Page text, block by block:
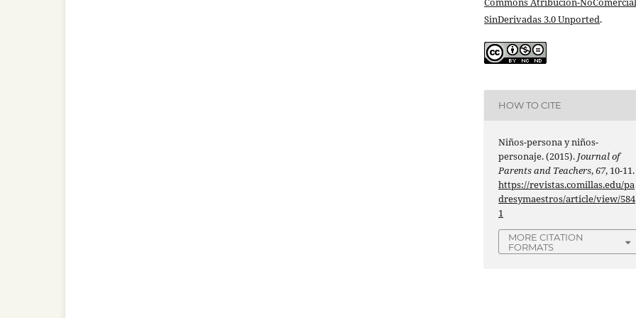
SinDerivadas 3.0 Unported.
HOW TO CITE
Niños-persona y niños-
personaje. (2015). Journal of
Parents and Teachers,67, 10-11.
https://revistas.comillas.edu/pa
dresymaestros/article/view/584
1
MORE CITATION
FORMATS